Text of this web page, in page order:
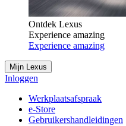
Ontdek Lexus
Experience amazing
Experience amazing
Mijn Lexus
Inloggen
Werkplaatsafspraak
e-Store
Gebruikershandleidingen